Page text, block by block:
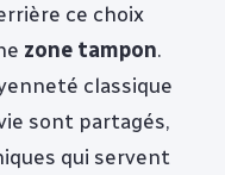
ce choix
zone tampon.
classique
sont partagés,
qui servent